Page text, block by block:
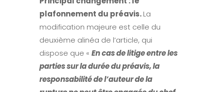
plafonnement du préavis.La
modification majeure est celle du
deuxième alinéa de l’article, qui
dispose que « En cas de litige entre les
parties sur la durée du préavis, la
responsabilité de l’auteur de la